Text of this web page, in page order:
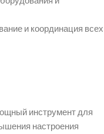
и координация всех
инструмент для
настроения